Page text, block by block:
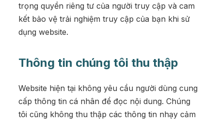
trọng quyền riêng tư của người truy cập và cam
kết bảo vệ trải nghiệm truy cập của bạn khi sử
dụng website.
Thông tin chúng tôi thu thập
Website hiện tại không yêu cầu người dùng cung
cấp thông tin cá nhân để đọc nội dung. Chúng
tôi cũng không thu thập các thông tin nhạy cảm